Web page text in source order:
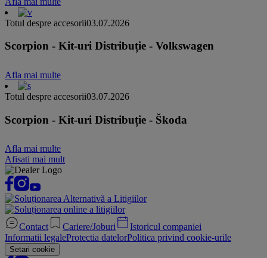
Totul despre accesorii03.07.2026
Scorpion - Kit-uri Distribuție - Volkswagen
Afla mai multe
Totul despre accesorii03.07.2026
Scorpion - Kit-uri Distribuție - Škoda
Afla mai multe
Afisati mai mult
Contact Cariere/Joburi
Istoricul companiei
Informatii legaleProtectia datelorPolitica privind cookie-urile
Setari cookie